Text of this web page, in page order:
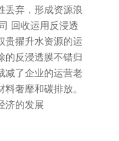
丢弃，形成资源浪
回收运用反浸透
贵擢升水资源的运
的反浸透膜不错归
减了企业的运营老
奢靡和碳排放。
济的发展